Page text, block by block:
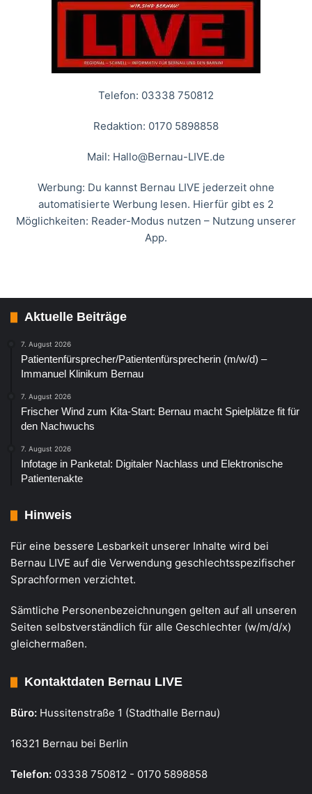
Telefon: 03338 750812
Redaktion: 0170 5898858
Mail: Hallo@Bernau-LIVE.de
Werbung: Du kannst Bernau LIVE jederzeit ohne
automatisierte Werbung lesen. Hierfür gibt es 2
Möglichkeiten: Reader-Modus nutzen – Nutzung unserer
App.
Aktuelle Beiträge
7. August 2026
Patientenfürsprecher/Patientenfürsprecherin (m/w/d) –
Immanuel Klinikum Bernau
7. August 2026
Frischer Wind zum Kita-Start: Bernau macht Spielplätze fit für
den Nachwuchs
7. August 2026
Infotage in Panketal: Digitaler Nachlass und Elektronische
Patientenakte
Hinweis
Für eine bessere Lesbarkeit unserer Inhalte wird bei
Bernau LIVE auf die Verwendung geschlechtsspezifischer
Sprachformen verzichtet.
Sämtliche Personenbezeichnungen gelten auf all unseren
Seiten selbstverständlich für alle Geschlechter (w/m/d/x)
gleichermaßen.
Kontaktdaten Bernau LIVE
Büro: Hussitenstraße 1 (Stadthalle Bernau)
16321 Bernau bei Berlin
Telefon: 03338 750812 - 0170 5898858